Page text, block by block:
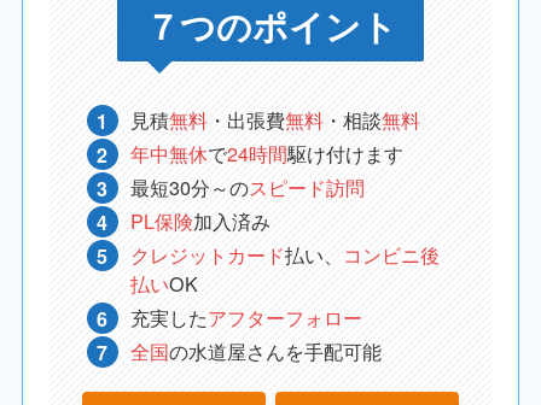
７つのポイント
見積無料 ・出張費無料 ・相談無料
年中無休で24時間駆け付けます
最短30分～のスピード訪問
PL保険加入済み
クレジットカード払い、 コンビニ後
払いOK
充実したアフターフォロー
全国の水道屋さんを手配可能